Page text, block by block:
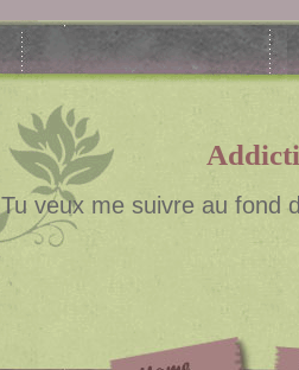
Tu veux me suivre au fond